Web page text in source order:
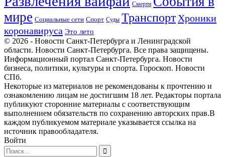
Смерти
мире Социальные сети Спорт Суды Транспорт Хроники
коронавируса Это лето
© 2026 - Новости Санкт-Петербурга и Ленинградской
области. Новости Санкт-Петербурга. Все права защищены.
Информационный портал Санкт-Петербурга. Новости
бизнеса, политики, культуры и спорта. Гороскоп. Новости
СПб.
Некоторые из материалов не рекомендованы к прочтению и
ознакомлению лицам не достигшим 18 лет. Редакторы портала
публикуют сторонние материалы с соответствующим
выполнением обязательств по сохранению авторских прав.В
каждом публикуемом материале указывается ссылка на
источник правообладателя.
Войти